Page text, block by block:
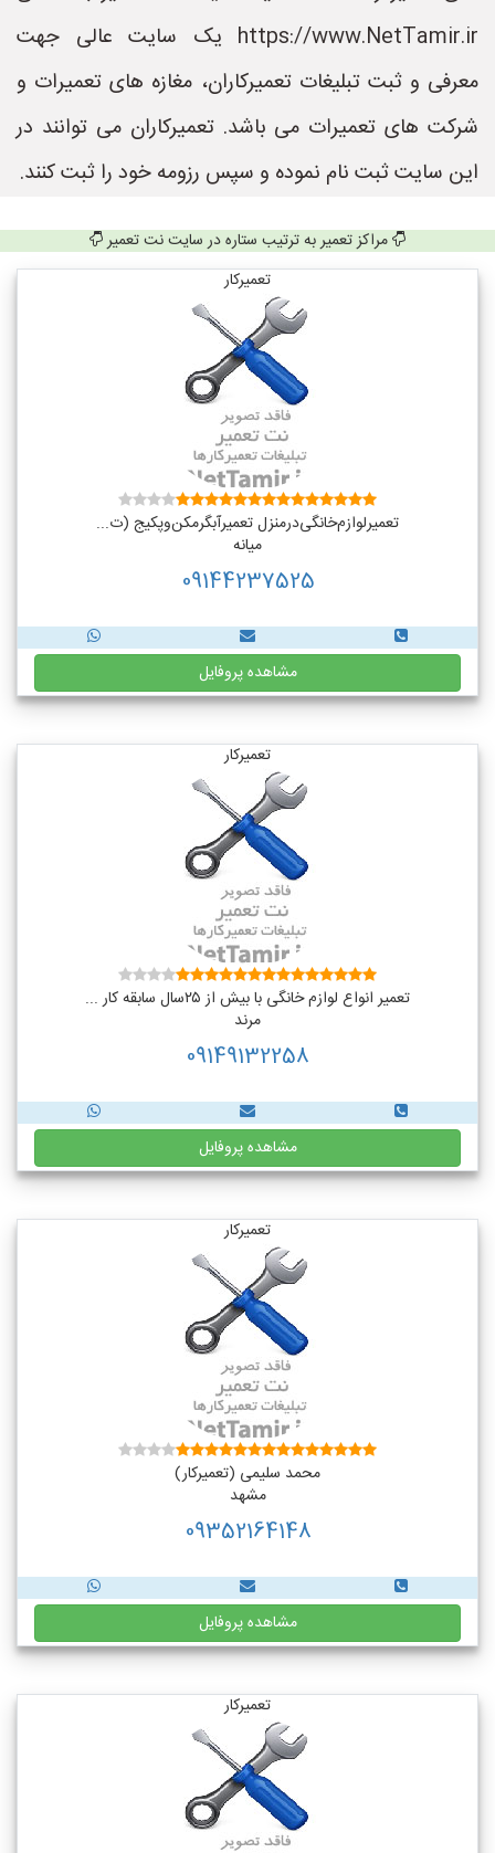
https://www.NetTamir.ir یک سایت عالی جهت
معرفی و ثبت تبلیغات تعمیرکاران، مغازه های تعمیرات و
شرکت های تعمیرات می باشد. تعمیرکاران می توانند در
این سایت ثبت نام نموده و سپس رزومه خود را ثبت کنند.
مراکز تعمیر به ترتیب ستاره در سایت نت تعمیر
تعمیرکار
تعمیر‌لوازم‌‌خانگی‌در‌منزل‌ تعمیر‌آبگرمکن‌وپکیج (ت...
میانه
09144237525
مشاهده پروفایل
تعمیرکار
تعمیر انواع لوازم خانگی با بیش از ۲۵سال سابقه کار ...
مرند
09149132258
مشاهده پروفایل
تعمیرکار
محمد سلیمی (تعمیرکار)
مشهد
09352164148
مشاهده پروفایل
تعمیرکار